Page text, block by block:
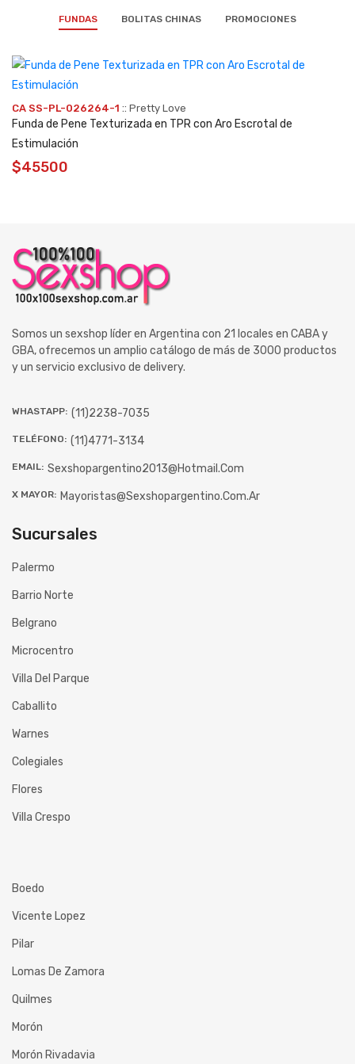
FUNDAS BOLITAS CHINAS PROMOCIONES
CA SS-PL-026264-1 :: Pretty Love
Funda de Pene Texturizada en TPR con Aro Escrotal de
Estimulación
$45500
Somos un sexshop líder en Argentina con 21 locales en CABA y
GBA, ofrecemos un amplio catálogo de más de 3000 productos
y un servicio exclusivo de delivery.
WHASTAPP: (11)2238-7035
TELÉFONO: (11)4771-3134
EMAIL: Sexshopargentino2013@hotmail.com
X MAYOR: Mayoristas@sexshopargentino.com.ar
Sucursales
Palermo
Barrio Norte
Belgrano
Microcentro
Villa Del Parque
Caballito
Warnes
Colegiales
Flores
Villa Crespo
Boedo
Vicente Lopez
Pilar
Lomas De Zamora
Quilmes
Morón
Morón Rivadavia